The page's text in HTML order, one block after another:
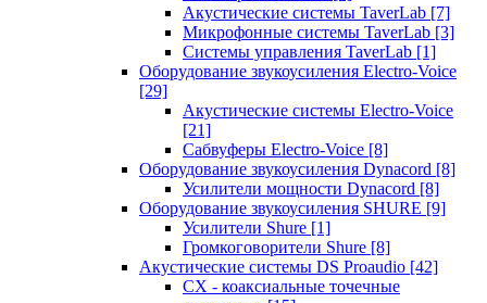
Акустические системы TaverLab [7]
Микрофонные системы TaverLab [3]
Системы управления TaverLab [1]
Оборудование звукоусиления Electro-Voice
[29]
Акустические системы Electro-Voice
[21]
Сабвуферы Electro-Voice [8]
Оборудование звукоусиления Dynacord [8]
Усилители мощности Dynacord [8]
Оборудование звукоусиления SHURE [9]
Усилители Shure [1]
Громкоговорители Shure [8]
Акустические системы DS Proaudio [42]
CX - коаксиальные точечные